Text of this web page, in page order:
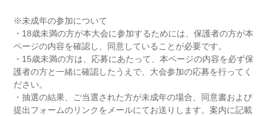
※未成年の参加について
・18歳未満の方が本大会に参加するためには、保護者の方が本
ページの内容を確認し、同意していることが必要です。
・15歳未満の方は、応募にあたって、本ページの内容を必ず保
護者の方と一緒に確認したうえで、大会参加の応募を行ってく
ださい。
・抽選の結果、ご当選された方が未成年の場合、同意書および
提出フォームのリンクをメールにてお送りします。案内に記載